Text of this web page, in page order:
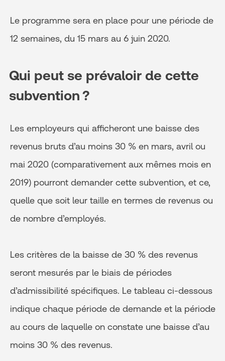
Le programme sera en place pour une période de
12 semaines, du 15 mars au 6 juin 2020.
Qui peut se prévaloir de cette
subvention ?
Les employeurs qui afficheront une baisse des
revenus bruts d’au moins 30 % en mars, avril ou
mai 2020 (comparativement aux mêmes mois en
2019) pourront demander cette subvention, et ce,
quelle que soit leur taille en termes de revenus ou
de nombre d’employés.
Les critères de la baisse de 30 % des revenus
seront mesurés par le biais de périodes
d’admissibilité spécifiques. Le tableau ci-dessous
indique chaque période de demande et la période
au cours de laquelle on constate une baisse d’au
moins 30 % des revenus.